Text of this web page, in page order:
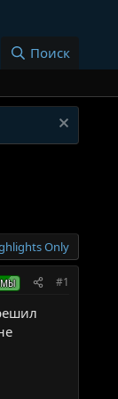
Поиск
Only
#1